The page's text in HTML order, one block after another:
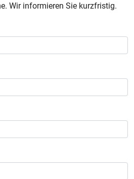
Wir informieren Sie kurzfristig.